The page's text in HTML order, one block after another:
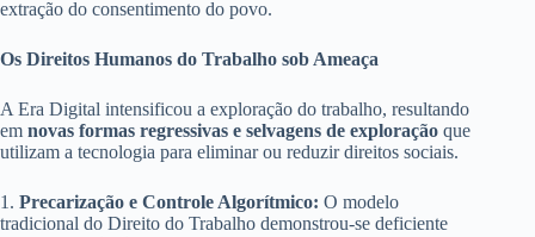
extração do consentimento do povo.
Os Direitos Humanos do Trabalho sob Ameaça
A Era Digital intensificou a exploração do trabalho, resultando
em novas formas regressivas e selvagens de exploração que
utilizam a tecnologia para eliminar ou reduzir direitos sociais.
1. Precarização e Controle Algorítmico: O modelo
tradicional do Direito do Trabalho demonstrou-se deficiente